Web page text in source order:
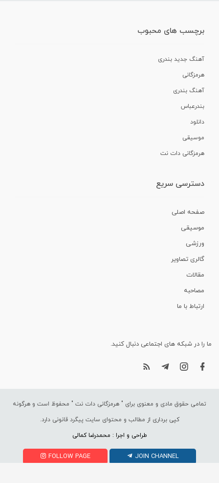
برچسب های محبوب
آهنگ جدید بندری
هرمزگانی
آهنگ بندری
بندرعباس
دانلود
موسیقی
هرمزگانی دات نت
دسترسی سریع
صفحه اصلی
موسیقی
ورزشی
گالری تصاویر
مقالات
مصاحبه
ارتباط با ما
ما را در شبکه های اجتماعی دنبال کنید.
تمامی حقوق مادی و معنوی برای " هرمزگانی دات نت " محفوظ است و هرگونه
کپی برداری از مطالب و محتوای سایت پیگرد قانونی دارد.
طراحی و اجرا : محمدرضا کمالی
FOLLOW PAGE JOIN CHANNEL